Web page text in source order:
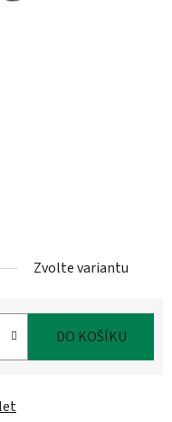
Zvolte variantu
DO KOŠÍKU